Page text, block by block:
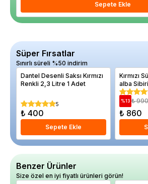
Sepete Ekle
Süper Fırsatlar
Sınırlı süreli %50 indirim
Dantel Desenli Saksı Kırmızı
Renkli 2,3 Litre 1 Adet
5
₺ 400
Sepete Ekle
Kırmızı
alba
%13 ₺ 990
₺ 860
Benzer Ürünler
Size özel en iyi fiyatlı ürünleri görün!